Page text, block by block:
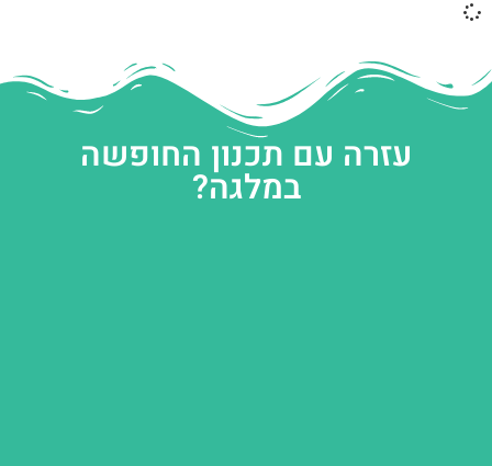
עזרה עם תכנון החופשה
במלגה?